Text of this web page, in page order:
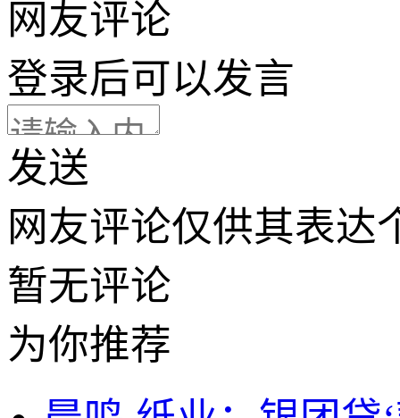
网友评论
登录后可以发言
发送
网友评论仅供其表达
暂无评论
为你推荐